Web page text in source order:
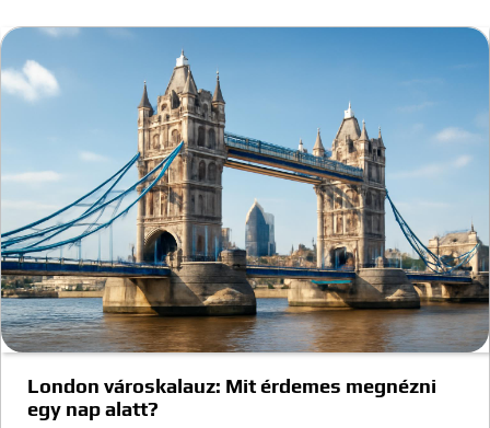
London városkalauz: Mit érdemes megnézni
egy nap alatt?